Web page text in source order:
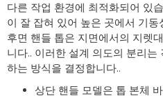
다른 작업 환경에 최적화되어 있
이 잘 잡혀 있어 높은 곳에서 기
후면 핸들 톱은 지면에서의 지렛
니다.. 이러한 설계 의도의 분리
하는 방식을 결정합니다..
상단 핸들 모델은 톱 본체